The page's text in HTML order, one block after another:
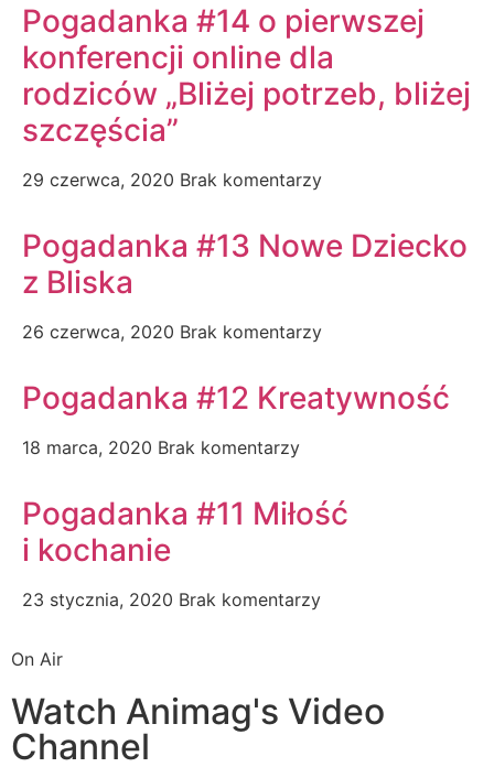
Pogadanka #14 o pierwszej
konferencji online dla
rodziców „Bliżej potrzeb, bliżej
szczęścia”
29 czerwca, 2020 Brak komentarzy
Pogadanka #13 Nowe Dziecko
z Bliska
26 czerwca, 2020 Brak komentarzy
Pogadanka #12 Kreatywność
18 marca, 2020 Brak komentarzy
Pogadanka #11 Miłość
i kochanie
23 stycznia, 2020 Brak komentarzy
On Air
Watch Animag's Video
Channel